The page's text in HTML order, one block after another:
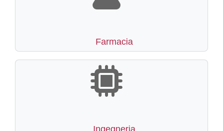
Farmacia
Ingegneria